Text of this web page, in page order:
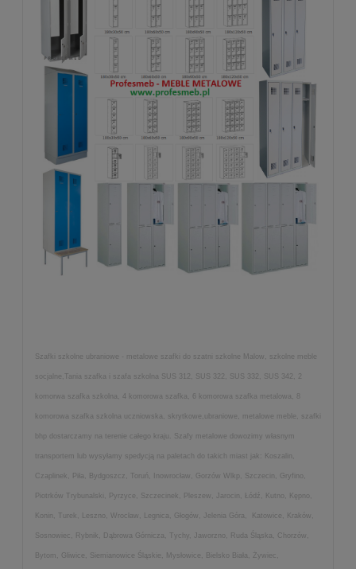
Szafki szkolne ubraniowe - metalowe szafki do szatni szkolne Malow, szkolne meble
socjalne,Tania szafka i szafa szkolna SUS 312, SUS 322, SUS 332, SUS 342, 2
komorwa szafka szkolna, 4 komorowa szafka, 6 komorowa szafka metalowa, 8
komorowa szafka szkolna uczniowska, skrytkowe,ubraniowe, metalowe meble, szafki
bhp dostarczamy na terenie całego kraju. Szafy metalowe dowozimy własnym
transportem lub wysyłamy spedycją na paletach do takich miast jak: Koszalin,
Czaplinek, Piła, Bydgoszcz, Toruń, Inowrocław, Gorzów Wlkp, Szczecin, Gryfino,
Piotrków Trybunalski, Pyrzyce, Szczecinek, Pleszew, Jarocin, Łódź, Kutno, Kępno,
Konin, Turek, Leszno, Wrocław, Legnica, Głogów, Jelenia Góra, Katowice, Kraków,
Sosnowiec, Rybnik, Dąbrowa Górnicza, Tychy, Jaworzno, Ruda Śląska, Chorzów,
Bytom, Gliwice, Siemianowice Śląskie, Mysłowice, Bielsko Biała, Żywiec,